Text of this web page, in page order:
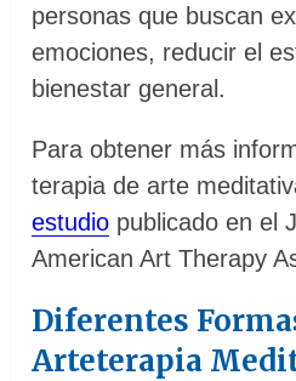
personas que buscan
emociones, reducir el
bienestar general.
Para obtener más
terapia de arte
estudio publicado en el
American Art Therapy
Diferentes
Arteterapia